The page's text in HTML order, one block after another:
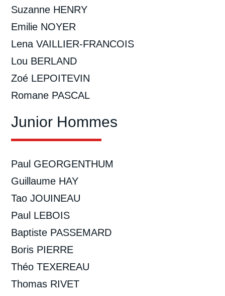
Suzanne HENRY
Emilie NOYER
Lena VAILLIER-FRANCOIS
Lou BERLAND
Zoé LEPOITEVIN
Romane PASCAL
Junior Hommes
Paul GEORGENTHUM
Guillaume HAY
Tao JOUINEAU
Paul LEBOIS
Baptiste PASSEMARD
Boris PIERRE
Théo TEXEREAU
Thomas RIVET